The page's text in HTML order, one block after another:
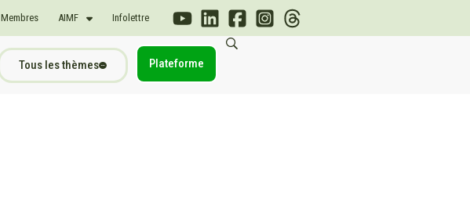
Membres AIMF Infolettre
Tous les thèmes Plateforme